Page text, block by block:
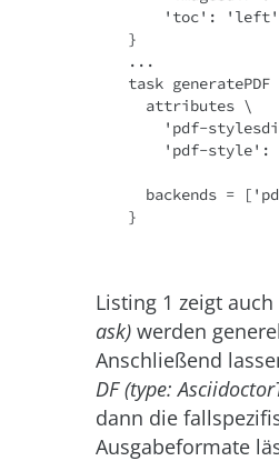
}
...
task
}
Listing 1 zeigt
ask) werden
Anschließend
DF (type:
dann die
Ausgabeformate